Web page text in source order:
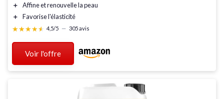
＋
Affineet renouvelle la peau
＋
Favorise l'élasticité
★★★★★
★★★★★ 4,5/5 — 305 avis
Voir l'offre